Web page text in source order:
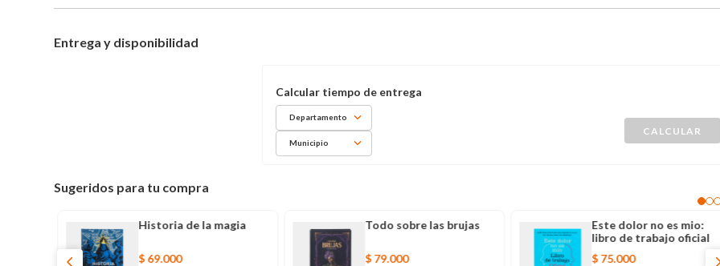
Entrega y disponibilidad
Departamento
Municipio
Sugeridos para tu compra
Historia de la magia
$ 69.000
Todo sobre las brujas
$ 79.000
Este dolor no es mio:
libro de trabajo oficial
$ 75.000